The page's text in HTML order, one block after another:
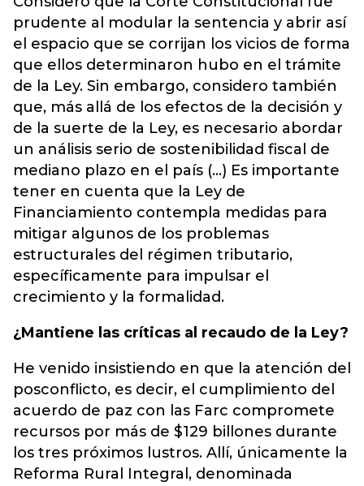
prudente al modular la sentencia y abrir así
el espacio que se corrijan los vicios de forma
que ellos determinaron hubo en el trámite
de la Ley. Sin embargo, considero también
que, más allá de los efectos de la decisión y
de la suerte de la Ley, es necesario abordar
un análisis serio de sostenibilidad fiscal de
mediano plazo en el país (...) Es importante
tener en cuenta que la Ley de
Financiamiento contempla medidas para
mitigar algunos de los problemas
estructurales del régimen tributario,
específicamente para impulsar el
crecimiento y la formalidad.
¿Mantiene las críticas al recaudo de la Ley?
He venido insistiendo en que la atención del
posconflicto, es decir, el cumplimiento del
acuerdo de paz con las Farc compromete
recursos por más de $129 billones durante
los tres próximos lustros. Allí, únicamente la
Reforma Rural Integral, denominada